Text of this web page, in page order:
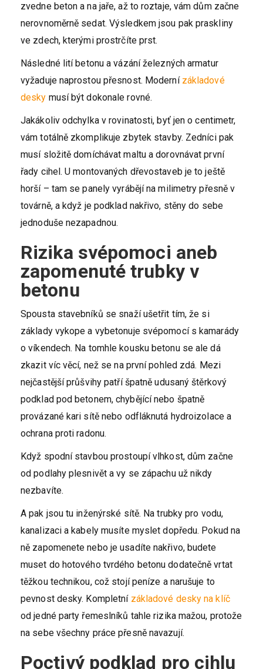
zvedne beton a na jaře, až to roztaje, vám dům začne
nerovnoměrně sedat. Výsledkem jsou pak praskliny
ve zdech, kterými prostrčíte prst.
Následné lití betonu a vázání železných armatur
vyžaduje naprostou přesnost. Moderní základové
desky musí být dokonale rovné.
Jakákoliv odchylka v rovinatosti, byť jen o centimetr,
vám totálně zkomplikuje zbytek stavby. Zedníci pak
musí složitě domíchávat maltu a dorovnávat první
řady cihel. U montovaných dřevostaveb je to ještě
horší – tam se panely vyrábějí na milimetry přesně v
továrně, a když je podklad nakřivo, stěny do sebe
jednoduše nezapadnou.
Rizika svépomoci aneb
zapomenuté trubky v
betonu
Spousta stavebníků se snaží ušetřit tím, že si
základy vykope a vybetonuje svépomocí s kamarády
o víkendech. Na tomhle kousku betonu se ale dá
zkazit víc věcí, než se na první pohled zdá. Mezi
nejčastější průšvihy patří špatně udusaný štěrkový
podklad pod betonem, chybějící nebo špatně
provázané kari sítě nebo odfláknutá hydroizolace a
ochrana proti radonu.
Když spodní stavbou prostoupí vlhkost, dům začne
od podlahy plesnivět a vy se zápachu už nikdy
nezbavíte.
A pak jsou tu inženýrské sítě. Na trubky pro vodu,
kanalizaci a kabely musíte myslet dopředu. Pokud na
ně zapomenete nebo je usadíte nakřivo, budete
muset do hotového tvrdého betonu dodatečně vrtat
těžkou technikou, což stojí peníze a narušuje to
pevnost desky. Kompletní základové desky na klíč
od jedné party řemeslníků tahle rizika mažou, protože
na sebe všechny práce přesně navazují.
Poctivý podklad pro cihlu